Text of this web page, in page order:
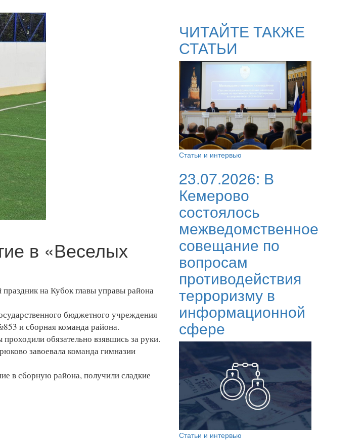
в «Веселых
на Кубок главы управы района
бюджетного учреждения
и сборная команда района.
обязательно взявшись за руки.
завоевала команда гимназии
в сборную района, получили сладкие
ЧИТАЙТЕ ТАКЖЕ
СТАТЬИ
Статьи и интервью
23.07.2026: В
Кемерово
состоялось
межведомственное
совещание по
вопросам
противодействия
терроризму в
информационной
сфере
Статьи и интервью